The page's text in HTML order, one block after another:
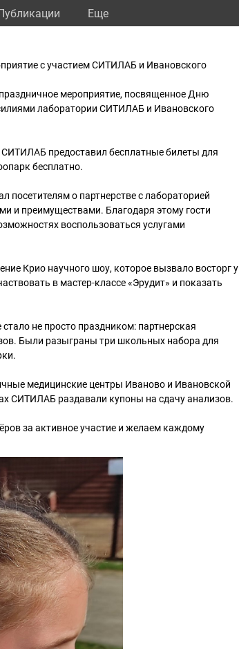
Eще
с участием СИТИЛАБ и Ивановского
мероприятие, посвященное Дню
лаборатории СИТИЛАБ и Ивановского
предоставил бесплатные билеты для
бесплатно.
посетителям о партнерстве с лабораторией
и преимуществами. Благодаря этому гости
воспользоваться услугами
Крио научного шоу, которое вызвало восторг у
в мастер-классе «Эрудит» и показать
не просто праздником: партнерская
Были разыграны три школьных набора для
медицинские центры Иваново и Ивановской
СИТИЛАБ раздавали купоны на сдачу анализов.
за активное участие и желаем каждому